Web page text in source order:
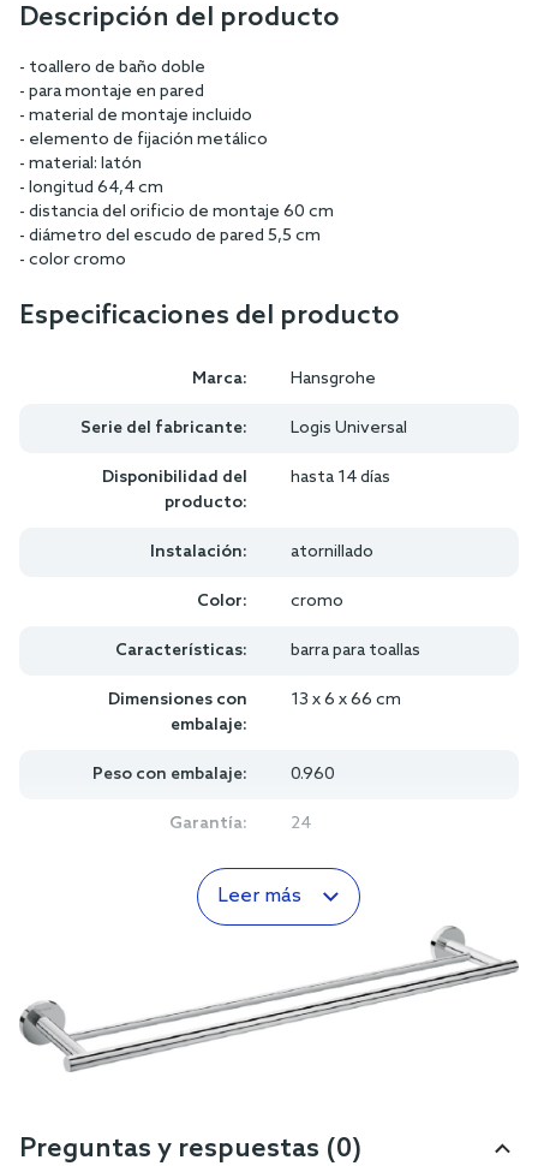
Descripción del producto
- toallero de baño doble
- para montaje en pared
- material de montaje incluido
- elemento de fijación metálico
- material: latón
- longitud 64,4 cm
- distancia del orificio de montaje 60 cm
- diámetro del escudo de pared 5,5 cm
- color cromo
Especificaciones del producto
Marca: Hansgrohe
Serie del fabricante: Logis Universal
Disponibilidad del
producto:
hasta 14 días
Instalación: atornillado
Color: cromo
Características: barra para toallas
Dimensiones con
embalaje:
13 x 6 x 66 cm
Peso con embalaje: 0.960
Garantía: 24
Leer más
Preguntas y respuestas (0)